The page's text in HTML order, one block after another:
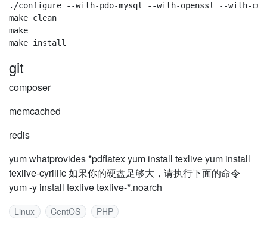
./configure --with-pdo-mysql --with-openssl --with-
make clean
make
git
composer
memcached
redis
yum whatprovides *pdflatex yum install texlive yum install
texlive-cyrillic 如果你的硬盘足够大，请执行下面的命令
yum -y install texlive texlive-*.noarch
Linux CentOS PHP